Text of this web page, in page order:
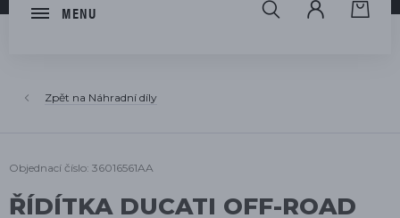
MENU HLEDAT
Náhradní díly
Objednací číslo: 36016561AA
ŘÍDÍTKA DUCATI OFF-ROAD